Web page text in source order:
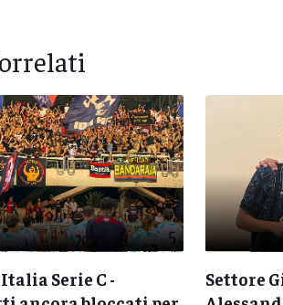
Serie C -
Settore